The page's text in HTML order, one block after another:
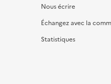
Nous écrire
Échangez avec la
Statistiques